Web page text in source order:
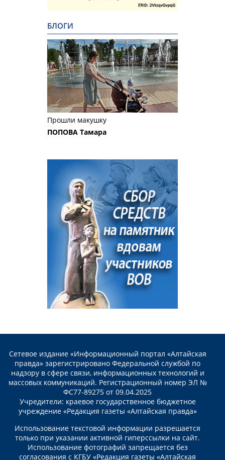
БЛОГИ
Прошли макушку
ПОПОВА Тамара
Сетевое издание «Информационный портал «Алтайская
правда» зарегистрировано Федеральной службой по
надзору в сфере связи, информационных технологий и
массовых коммуникаций. Регистрационный номер ЭЛ №
ФС77-89275 от 09.04.2025
Учредители: краевое государственное бюджетное
учреждение «Редакция газеты «Алтайская правда»
Использование текстовой информации разрешается
только при указании активной гиперссылки на сайт.
Использование фотографий запрещается без
согласования с КГБУ «Редакция газеты «Алтайская